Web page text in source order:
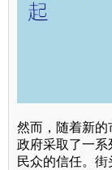
然而，随着新
政府采取了一系
民众的信任。